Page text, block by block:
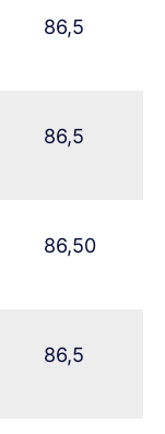
86,5
86,5
86,50
86,5